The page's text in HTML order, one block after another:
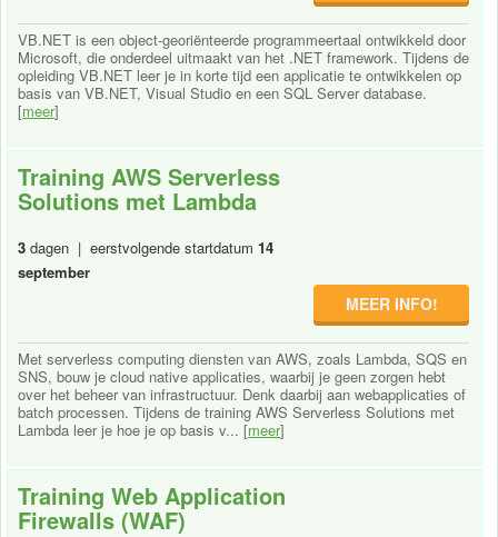
VB.NET is een object-georiënteerde programmeertaal ontwikkeld door
Microsoft, die onderdeel uitmaakt van het .NET framework. Tijdens de
opleiding VB.NET leer je in korte tijd een applicatie te ontwikkelen op
basis van VB.NET, Visual Studio en een SQL Server database.
[meer]
Training AWS Serverless
Solutions met Lambda
3 dagen | eerstvolgende startdatum 14
september
MEER INFO!
Met serverless computing diensten van AWS, zoals Lambda, SQS en
SNS, bouw je cloud native applicaties, waarbij je geen zorgen hebt
over het beheer van infrastructuur. Denk daarbij aan webapplicaties of
batch processen. Tijdens de training AWS Serverless Solutions met
Lambda leer je hoe je op basis v... [meer]
Training Web Application
Firewalls (WAF)